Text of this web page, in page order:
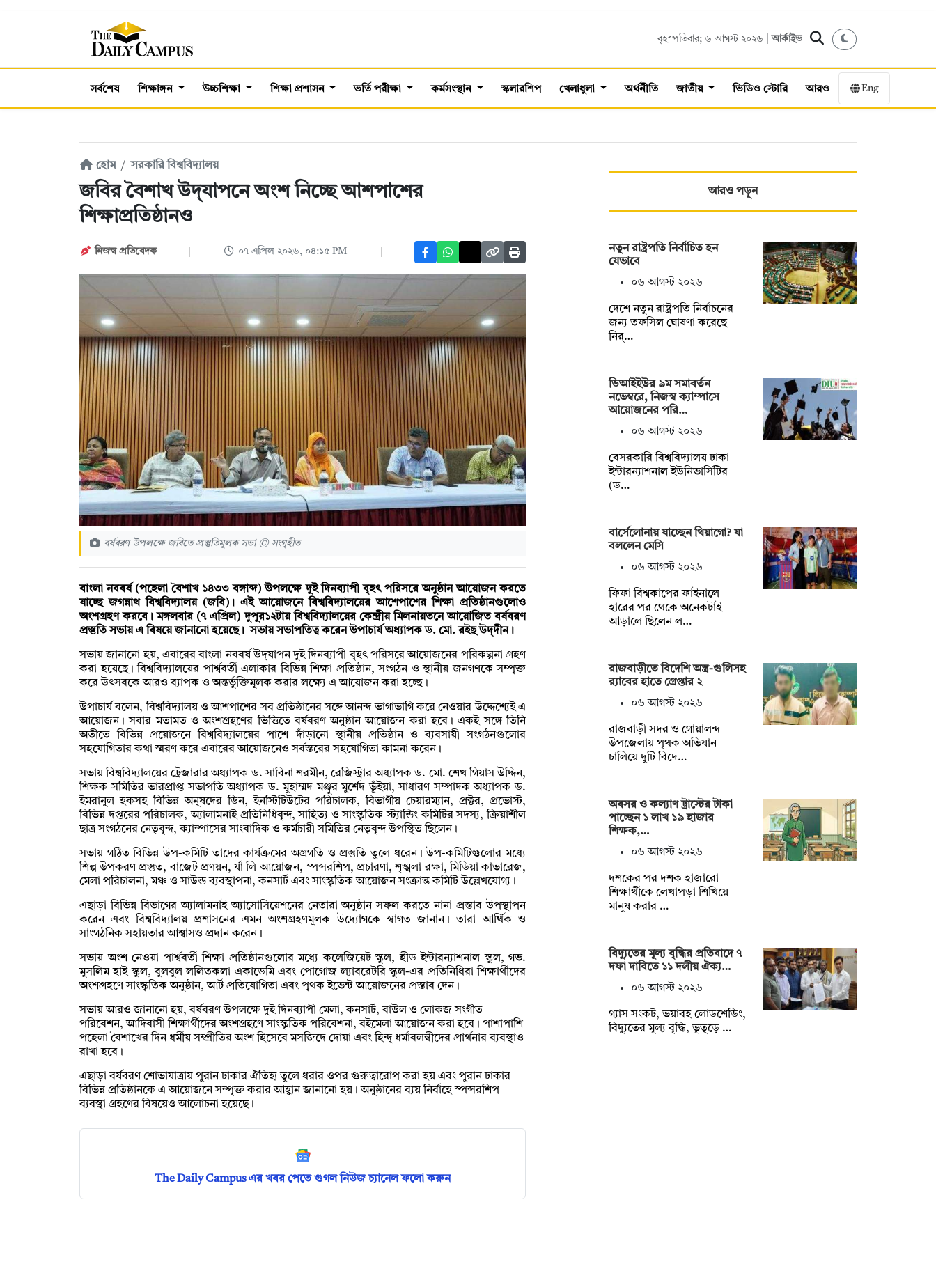
বৃহস্পতিবার; ৬ আগস্ট ২০২৬ |আর্কাইভ
সর্বশেষ শিক্ষাঙ্গন উচ্চশিক্ষা শিক্ষা প্রশাসন ভর্তি পরীক্ষা কর্মসংস্থান স্কলারশিপ খেলাধুলা অর্থনীতি জাতীয় ভিডিও স্টোরি আরও Eng
হোম সরকারি বিশ্ববিদ্যালয়
জবির বৈশাখ উদ্‌যাপনে অংশ নিচ্ছে আশপাশের
শিক্ষাপ্রতিষ্ঠানও
নিজস্ব প্রতিবেদক ০৭ এপ্রিল ২০২৬, ০৪:১৫ PM
বর্ষবরণ উপলক্ষে জবিতে প্রস্তুতিমূলক সভা © সংগৃহীত
বাংলা নববর্ষ (পহেলা বৈশাখ ১৪৩৩ বঙ্গাব্দ) উপলক্ষে দুই দিনব্যাপী বৃহৎ পরিসরে অনুষ্ঠান আয়োজন করতে
যাচ্ছে জগন্নাথ বিশ্ববিদ্যালয় (জবি)। এই আয়োজনে বিশ্ববিদ্যালয়ের আশেপাশের শিক্ষা প্রতিষ্ঠানগুলোও
অংশগ্রহণ করবে। মঙ্গলবার (৭ এপ্রিল) দুপুর১২টায় বিশ্ববিদ্যালয়ের কেন্দ্রীয় মিলনায়তনে আয়োজিত বর্ষবরণ
প্রস্তুতি সভায় এ বিষয়ে জানানো হয়েছে। সভায় সভাপতিত্ব করেন উপাচার্য অধ্যাপক ড. মো. রইছ উদ্‌দীন।
সভায় জানানো হয়, এবারের বাংলা নববর্ষ উদ্‌যাপন দুই দিনব্যাপী বৃহৎ পরিসরে আয়োজনের পরিকল্পনা গ্রহণ
করা হয়েছে। বিশ্ববিদ্যালয়ের পার্শ্ববর্তী এলাকার বিভিন্ন শিক্ষা প্রতিষ্ঠান, সংগঠন ও স্থানীয় জনগণকে সম্পৃক্ত
করে উৎসবকে আরও ব্যাপক ও অন্তর্ভুক্তিমূলক করার লক্ষ্যে এ আয়োজন করা হচ্ছে।
উপাচার্য বলেন, বিশ্ববিদ্যালয় ও আশপাশের সব প্রতিষ্ঠানের সঙ্গে আনন্দ ভাগাভাগি করে নেওয়ার উদ্দেশ্যেই এ
আয়োজন। সবার মতামত ও অংশগ্রহণের ভিত্তিতে বর্ষবরণ অনুষ্ঠান আয়োজন করা হবে। একই সঙ্গে তিনি
অতীতে বিভিন্ন প্রয়োজনে বিশ্ববিদ্যালয়ের পাশে দাঁড়ানো স্থানীয় প্রতিষ্ঠান ও ব্যবসায়ী সংগঠনগুলোর
সহযোগিতার কথা স্মরণ করে এবারের আয়োজনেও সর্বস্তরের সহযোগিতা কামনা করেন।
সভায় বিশ্ববিদ্যালয়ের ট্রেজারার অধ্যাপক ড. সাবিনা শরমীন, রেজিস্ট্রার অধ্যাপক ড. মো. শেখ গিয়াস উদ্দিন,
শিক্ষক সমিতির ভারপ্রাপ্ত সভাপতি অধ্যাপক ড. মুহাম্মদ মঞ্জুর মুর্শেদ ভূঁইয়া, সাধারণ সম্পাদক অধ্যাপক ড.
ইমরানুল হকসহ বিভিন্ন অনুষদের ডিন, ইনস্টিটিউটের পরিচালক, বিভাগীয় চেয়ারম্যান, প্রক্টর, প্রভোস্ট,
বিভিন্ন দপ্তরের পরিচালক, অ্যালামনাই প্রতিনিধিবৃন্দ, সাহিত্য ও সাংস্কৃতিক স্ট্যান্ডিং কমিটির সদস্য, ক্রিয়াশীল
ছাত্র সংগঠনের নেতৃবৃন্দ, ক্যাম্পাসের সাংবাদিক ও কর্মচারী সমিতির নেতৃবৃন্দ উপস্থিত ছিলেন।
সভায় গঠিত বিভিন্ন উপ-কমিটি তাদের কার্যক্রমের অগ্রগতি ও প্রস্তুতি তুলে ধরেন। উপ-কমিটিগুলোর মধ্যে
শিল্প উপকরণ প্রস্তুত, বাজেট প্রণয়ন, র্যা লি আয়োজন, স্পন্সরশিপ, প্রচারণা, শৃঙ্খলা রক্ষা, মিডিয়া কাভারেজ,
মেলা পরিচালনা, মঞ্চ ও সাউন্ড ব্যবস্থাপনা, কনসার্ট এবং সাংস্কৃতিক আয়োজন সংক্রান্ত কমিটি উল্লেখযোগ্য।
এছাড়া বিভিন্ন বিভাগের অ্যালামনাই অ্যাসোসিয়েশনের নেতারা অনুষ্ঠান সফল করতে নানা প্রস্তাব উপস্থাপন
করেন এবং বিশ্ববিদ্যালয় প্রশাসনের এমন অংশগ্রহণমূলক উদ্যোগকে স্বাগত জানান। তারা আর্থিক ও
সাংগঠনিক সহায়তার আশ্বাসও প্রদান করেন।
সভায় অংশ নেওয়া পার্শ্ববর্তী শিক্ষা প্রতিষ্ঠানগুলোর মধ্যে কলেজিয়েট স্কুল, হীড ইন্টারন্যাশনাল স্কুল, গভ.
মুসলিম হাই স্কুল, বুলবুল ললিতকলা একাডেমি এবং পোগোজ ল্যাবরেটরি স্কুল-এর প্রতিনিধিরা শিক্ষার্থীদের
অংশগ্রহণে সাংস্কৃতিক অনুষ্ঠান, আর্ট প্রতিযোগিতা এবং পৃথক ইভেন্ট আয়োজনের প্রস্তাব দেন।
সভায় আরও জানানো হয়, বর্ষবরণ উপলক্ষে দুই দিনব্যাপী মেলা, কনসার্ট, বাউল ও লোকজ সংগীত
পরিবেশন, আদিবাসী শিক্ষার্থীদের অংশগ্রহণে সাংস্কৃতিক পরিবেশনা, বইমেলা আয়োজন করা হবে। পাশাপাশি
পহেলা বৈশাখের দিন ধর্মীয় সম্প্রীতির অংশ হিসেবে মসজিদে দোয়া এবং হিন্দু ধর্মাবলম্বীদের প্রার্থনার ব্যবস্থাও
রাখা হবে।
এছাড়া বর্ষবরণ শোভাযাত্রায় পুরান ঢাকার ঐতিহ্য তুলে ধরার ওপর গুরুত্বারোপ করা হয় এবং পুরান ঢাকার
বিভিন্ন প্রতিষ্ঠানকে এ আয়োজনে সম্পৃক্ত করার আহ্বান জানানো হয়। অনুষ্ঠানের ব্যয় নির্বাহে স্পন্সরশিপ
ব্যবস্থা গ্রহণের বিষয়েও আলোচনা হয়েছে।
The Daily Campus এর খবর পেতে গুগল নিউজ চ্যানেল ফলো করুন
আরও পড়ুন
নতুন রাষ্ট্রপতি নির্বাচিত হন
যেভাবে
০৬ আগস্ট ২০২৬
দেশে নতুন রাষ্ট্রপতি নির্বাচনের
জন্য তফসিল ঘোষণা করেছে
নির্…
ডিআইইউর ৯ম সমাবর্তন
নভেম্বরে, নিজস্ব ক্যাম্পাসে
আয়োজনের পরি…
০৬ আগস্ট ২০২৬
বেসরকারি বিশ্ববিদ্যালয় ঢাকা
ইন্টারন্যাশনাল ইউনিভার্সিটির
(ড…
বার্সেলোনায় যাচ্ছেন থিয়াগো? যা
বললেন মেসি
০৬ আগস্ট ২০২৬
ফিফা বিশ্বকাপের ফাইনালে
হারের পর থেকে অনেকটাই
আড়ালে ছিলেন ল…
রাজবাড়ীতে বিদেশি অস্ত্র-গুলিসহ
র‍্যাবের হাতে গ্রেপ্তার ২
০৬ আগস্ট ২০২৬
রাজবাড়ী সদর ও গোয়ালন্দ
উপজেলায় পৃথক অভিযান
চালিয়ে দুটি বিদে…
অবসর ও কল্যাণ ট্রাস্টের টাকা
পাচ্ছেন ১ লাখ ১৯ হাজার
শিক্ষক,…
০৬ আগস্ট ২০২৬
দশকের পর দশক হাজারো
শিক্ষার্থীকে লেখাপড়া শিখিয়ে
মানুষ করার …
বিদ্যুতের মূল্য বৃদ্ধির প্রতিবাদে ৭
দফা দাবিতে ১১ দলীয় ঐক্য…
০৬ আগস্ট ২০২৬
গ্যাস সংকট, ভয়াবহ লোডশেডিং,
বিদ্যুতের মূল্য বৃদ্ধি, ভূতুড়ে …